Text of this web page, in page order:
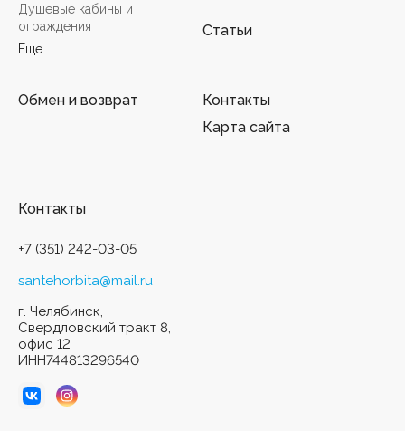
Душевые кабины и
ограждения
Еще...
Статьи
Обмен и возврат
Контакты
Карта сайта
Контакты
+7 (351) 242-03-05
santehorbita@mail.ru
г. Челябинск,
Свердловский тракт 8,
офис 12
ИНН744813296540